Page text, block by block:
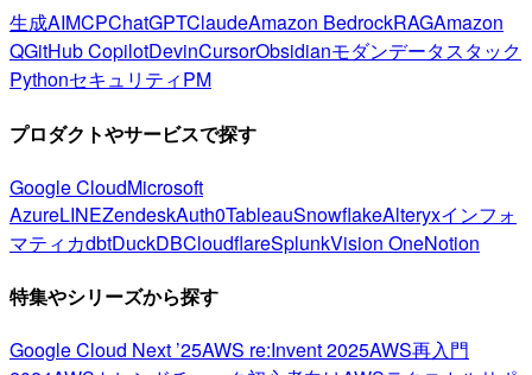
生成AIMCPChatGPTClaudeAmazon BedrockRAGAmazon
QGitHub CopilotDevinCursorObsidianモダンデータスタック
PythonセキュリティPM
プロダクトやサービスで探す
Google CloudMicrosoft
AzureLINEZendeskAuth0TableauSnowflakeAlteryxインフォ
マティカdbtDuckDBCloudflareSplunkVision OneNotion
特集やシリーズから探す
Google Cloud Next ’25AWS re:Invent 2025AWS再入門